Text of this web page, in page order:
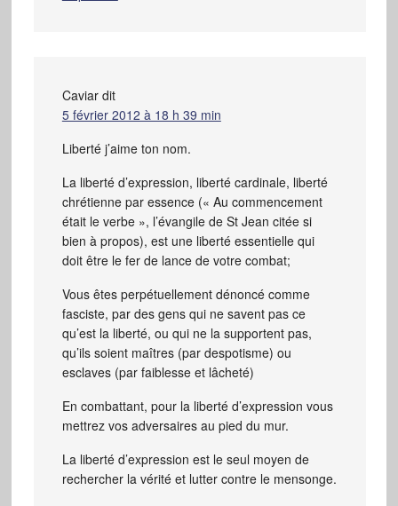
Caviar dit
5 février 2012 à 18 h 39 min
Liberté j’aime ton nom.
La liberté d’expression, liberté cardinale, liberté
chrétienne par essence (« Au commencement
était le verbe », l’évangile de St Jean citée si
bien à propos), est une liberté essentielle qui
doit être le fer de lance de votre combat;
Vous êtes perpétuellement dénoncé comme
fasciste, par des gens qui ne savent pas ce
qu’est la liberté, ou qui ne la supportent pas,
qu’ils soient maîtres (par despotisme) ou
esclaves (par faiblesse et lâcheté)
En combattant, pour la liberté d’expression vous
mettrez vos adversaires au pied du mur.
La liberté d’expression est le seul moyen de
rechercher la vérité et lutter contre le mensonge.